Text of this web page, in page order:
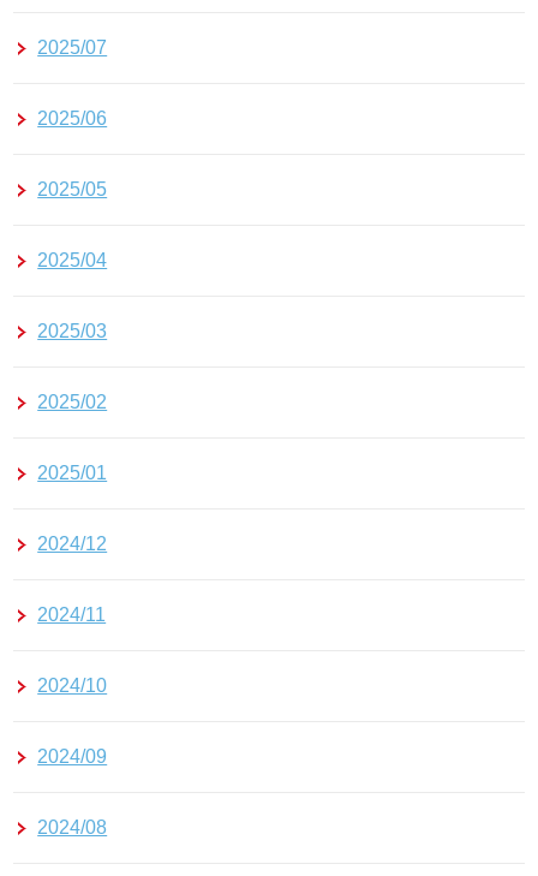
2025/07
2025/06
2025/05
2025/04
2025/03
2025/02
2025/01
2024/12
2024/11
2024/10
2024/09
2024/08